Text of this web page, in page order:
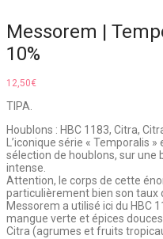
Messorem |
10%
12,50€
TIPA.
Houblons : HBC 1183, Citra,
L’iconique série « Temporalis
sélection de houblons, sur une
intense.
Attention, le corps de cette
particulièrement bien son taux
Messorem a utilisé ici du HBC
mangue verte et épices
Citra (agrumes et fruits